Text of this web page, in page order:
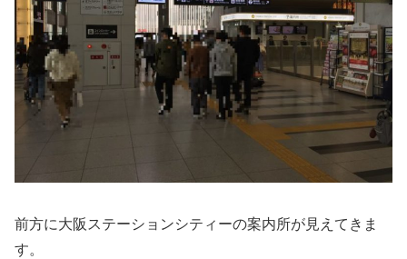
前方に大阪ステーションシティーの案内所が見えてきま
す。